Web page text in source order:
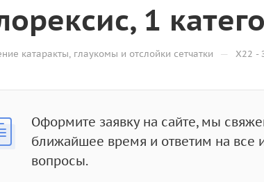
1
катаракты, глаукомы и отслойки сетчатки — Х22 -
Оформите заявку на сайте, мы
ближайшее время и ответим на все
вопросы.